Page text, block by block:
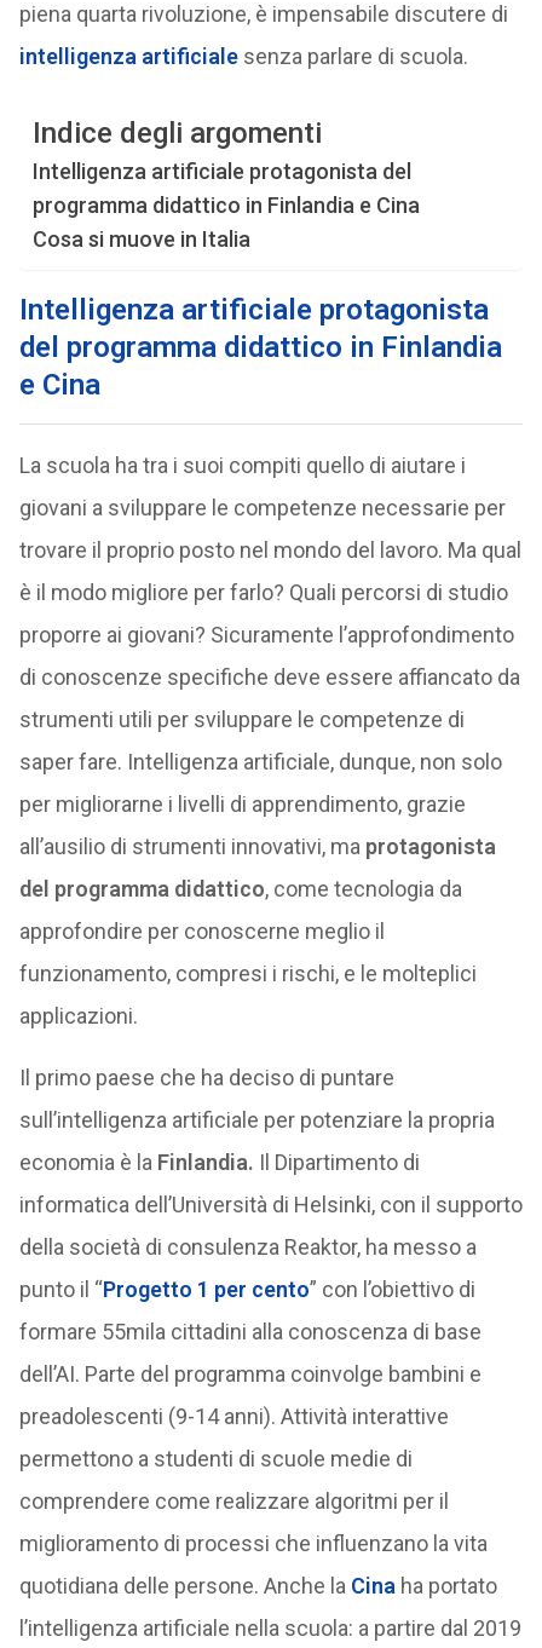
piena quarta rivoluzione, è impensabile discutere di
intelligenza artificialesenza parlare di scuola.
Indice degli argomenti
Intelligenza artificiale protagonista del
programma didattico in Finlandia e Cina
Cosa si muove in Italia
Intelligenza artificiale protagonista
del programma didattico in Finlandia
e Cina
La scuola ha tra i suoi compiti quello di aiutare i
giovani a sviluppare le competenze necessarie per
trovare il proprio posto nel mondo del lavoro. Ma qual
è il modo migliore per farlo? Quali percorsi di studio
proporre ai giovani? Sicuramente l’approfondimento
di conoscenze specifiche deve essere affiancato da
strumenti utili per sviluppare le competenze di
saper fare. Intelligenza artificiale, dunque, non solo
per migliorarne i livelli di apprendimento, grazie
all’ausilio di strumenti innovativi, ma protagonista
del programma didattico, come tecnologia da
approfondire per conoscerne meglio il
funzionamento, compresi i rischi, e le molteplici
applicazioni.
Il primo paese che ha deciso di puntare
sull’intelligenza artificiale per potenziare la propria
economia è la Finlandia. Il Dipartimento di
informatica dell’Università di Helsinki, con il supporto
della società di consulenza Reaktor, ha messo a
punto il “Progetto 1 per cento” con l’obiettivo di
formare 55mila cittadini alla conoscenza di base
dell’AI. Parte del programma coinvolge bambini e
preadolescenti (9-14 anni). Attività interattive
permettono a studenti di scuole medie di
comprendere come realizzare algoritmi per il
miglioramento di processi che influenzano la vita
quotidiana delle persone. Anche la Cina ha portato
l’intelligenza artificiale nella scuola: a partire dal 2019